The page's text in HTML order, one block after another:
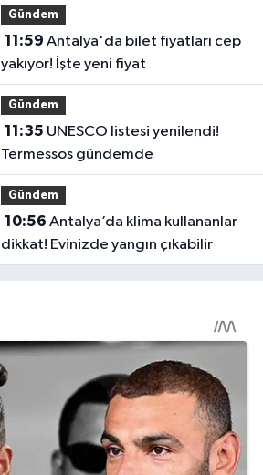
Gündem
11:59
yakıyor! İşte yeni fiyat
Gündem
11:35
Termessos gündemde
Gündem
10:56
dikkat! Evinizde yangın çıkabilir